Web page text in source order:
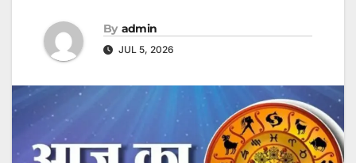
By admin
JUL 5, 2026